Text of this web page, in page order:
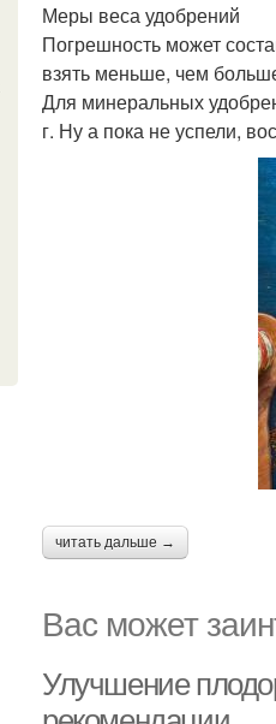
Меры веса удобрений
Погрешность может
взять меньше, чем
Для минеральных
г. Ну а пока не успели,
читать дальше →
Вас может
Улучшение